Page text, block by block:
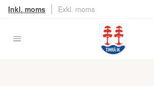
Inkl. moms Exkl. moms